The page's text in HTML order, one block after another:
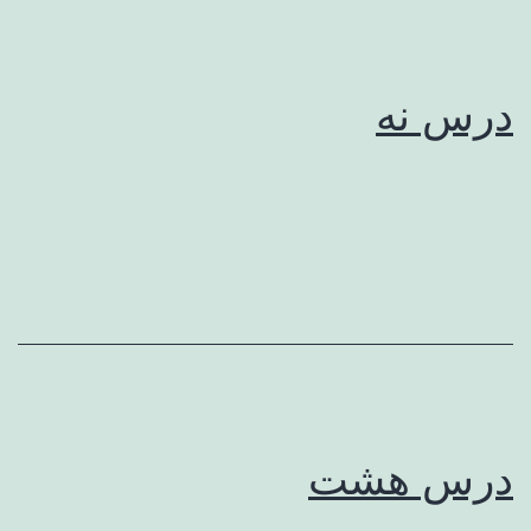
درس نه
درس هشت